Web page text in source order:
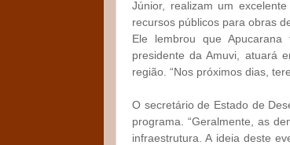
Júnior, realizam um
recursos públicos para obras
Ele lembrou que
presidente da Amuvi, atuará
região. “Nos próximos dias,
O secretário de Estado de
programa. “Geralmente, as
infraestrutura. A ideia deste